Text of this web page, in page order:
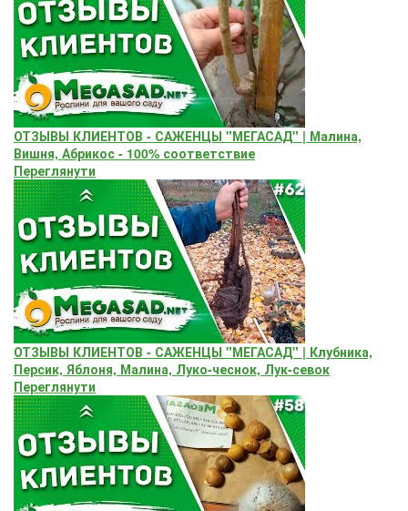
ОТЗЫВЫ КЛИЕНТОВ - САЖЕНЦЫ "МЕГАСАД" | Малина,
Вишня, Абрикос - 100% соответствие
Переглянути
ОТЗЫВЫ КЛИЕНТОВ - САЖЕНЦЫ "МЕГАСАД" | Клубника,
Персик, Яблоня, Малина, Луко-чеснок, Лук-севок
Переглянути